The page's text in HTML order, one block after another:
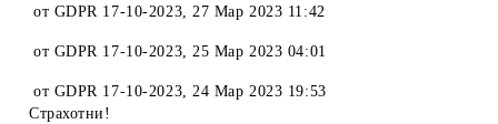
от GDPR 17-10-2023,27 Мар 2023 11:42
от GDPR 17-10-2023,25 Мар 2023 04:01
от GDPR 17-10-2023,24 Мар 2023 19:53
Страхотни!